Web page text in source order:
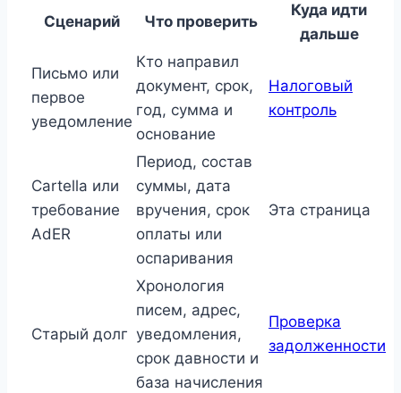
Сценарий Что проверить
Куда идти
дальше
Письмо или
первое
уведомление
Кто направил
документ, срок,
год, сумма и
основание
Налоговый
контроль
Cartella или
требование
AdER
Период, состав
суммы, дата
вручения, срок
оплаты или
оспаривания
Эта страница
Старый долг
Хронология
писем, адрес,
уведомления,
срок давности и
база начисления
Проверка
задолженности